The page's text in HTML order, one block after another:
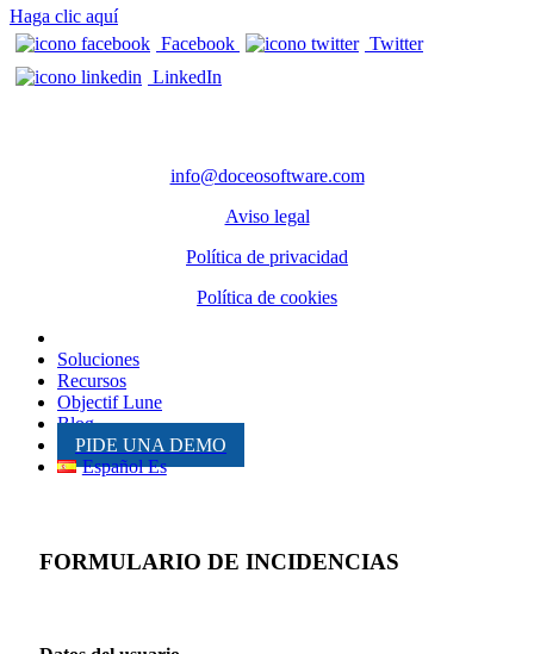
Haga clic aquí
Facebook
Twitter
LinkedIn
info@doceosoftware.com
Aviso legal
Política de privacidad
Política de cookies
Soluciones
Recursos
Objectif Lune
Blog
PIDE UNA DEMO
Español Es
FORMULARIO DE INCIDENCIAS